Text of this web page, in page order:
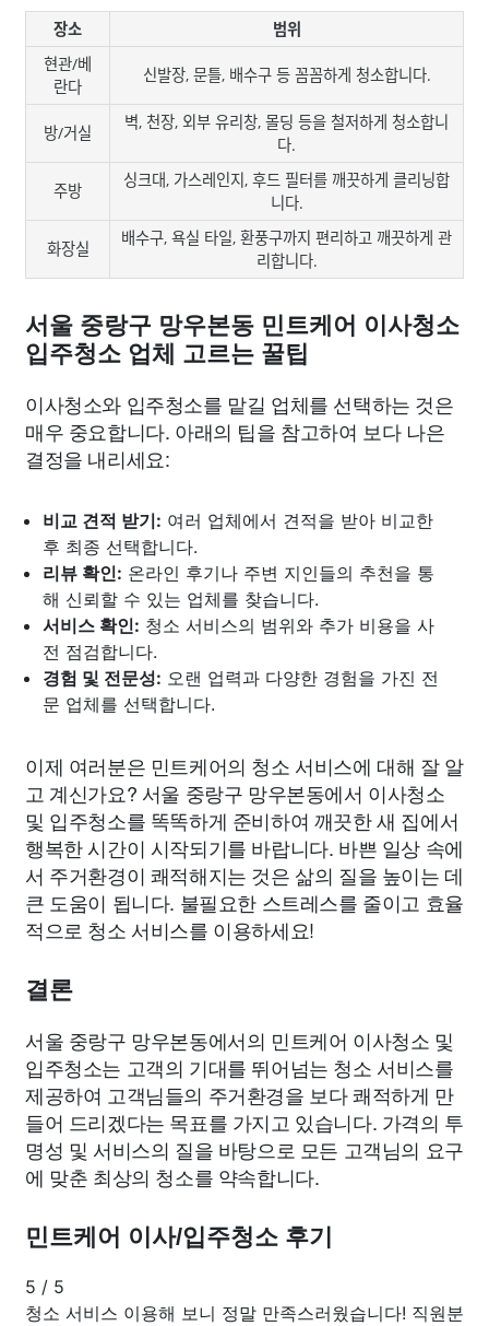
장소
범위
현관/베
란다
신발장, 문틀, 배수구 등 꼼꼼하게 청소합니다.
방/거실
벽, 천장, 외부 유리창, 몰딩 등을 철저하게 청소합니
다.
주방
싱크대, 가스레인지, 후드 필터를 깨끗하게 클리닝합
니다.
화장실
배수구, 욕실 타일, 환풍구까지 편리하고 깨끗하게 관
리합니다.
서울 중랑구 망우본동 민트케어 이사청소
입주청소 업체 고르는 꿀팁
이사청소와 입주청소를 맡길 업체를 선택하는 것은
매우 중요합니다. 아래의 팁을 참고하여 보다 나은
결정을 내리세요:
비교 견적 받기: 여러 업체에서 견적을 받아 비교한
후 최종 선택합니다.
리뷰 확인: 온라인 후기나 주변 지인들의 추천을 통
해 신뢰할 수 있는 업체를 찾습니다.
서비스 확인: 청소 서비스의 범위와 추가 비용을 사
전 점검합니다.
경험 및 전문성: 오랜 업력과 다양한 경험을 가진 전
문 업체를 선택합니다.
이제 여러분은 민트케어의 청소 서비스에 대해 잘 알
고 계신가요? 서울 중랑구 망우본동에서 이사청소
및 입주청소를 똑똑하게 준비하여 깨끗한 새 집에서
행복한 시간이 시작되기를 바랍니다. 바쁜 일상 속에
서 주거환경이 쾌적해지는 것은 삶의 질을 높이는 데
큰 도움이 됩니다. 불필요한 스트레스를 줄이고 효율
적으로 청소 서비스를 이용하세요!
결론
서울 중랑구 망우본동에서의 민트케어 이사청소 및
입주청소는 고객의 기대를 뛰어넘는 청소 서비스를
제공하여 고객님들의 주거환경을 보다 쾌적하게 만
들어 드리겠다는 목표를 가지고 있습니다. 가격의 투
명성 및 서비스의 질을 바탕으로 모든 고객님의 요구
에 맞춘 최상의 청소를 약속합니다.
민트케어 이사/입주청소 후기
5 / 5
청소 서비스 이용해 보니 정말 만족스러웠습니다! 직원분